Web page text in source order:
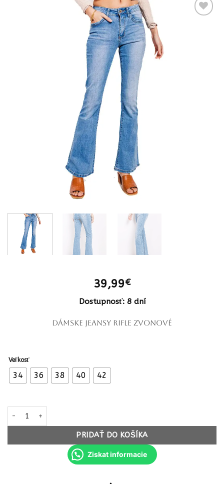
39,99€
Dostupnosť: 8 dní
Dámske jeansy rifle zvonové
Veľkosť
34 36 38 40 42
množstvo Dámske jeansy rifle zvonové slim bootcut 809PFvivi
PRIDAŤ DO KOŠÍKA
Ziskat informacie